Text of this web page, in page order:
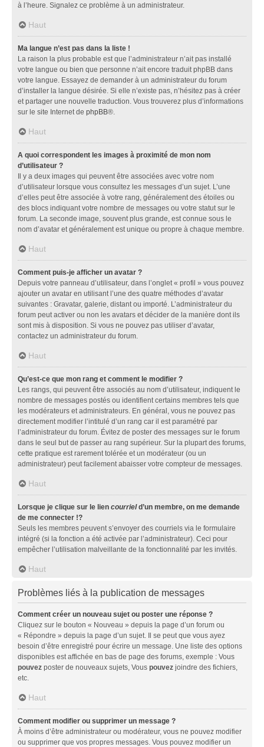
à l’heure. Signalez ce problème à un administrateur.
Haut
Ma langue n’est pas dans la liste !
La raison la plus probable est que l’administrateur n’ait pas installé
votre langue ou bien que personne n’ait encore traduit phpBB dans
votre langue. Essayez de demander à un administrateur du forum
d’installer la langue désirée. Si elle n’existe pas, n’hésitez pas à créer
et partager une nouvelle traduction. Vous trouverez plus d’informations
sur le site Internet de phpBB®.
Haut
A quoi correspondent les images à proximité de mon nom
d’utilisateur ?
Il y a deux images qui peuvent être associées avec votre nom
d’utilisateur lorsque vous consultez les messages d’un sujet. L’une
d’elles peut être associée à votre rang, généralement des étoiles ou
des blocs indiquant votre nombre de messages ou votre statut sur le
forum. La seconde image, souvent plus grande, est connue sous le
nom d’avatar et généralement est unique ou propre à chaque membre.
Haut
Comment puis-je afficher un avatar ?
Depuis votre panneau d’utilisateur, dans l’onglet « profil » vous pouvez
ajouter un avatar en utilisant l’une des quatre méthodes d’avatar
suivantes : Gravatar, galerie, distant ou importé. L’administrateur du
forum peut activer ou non les avatars et décider de la manière dont ils
sont mis à disposition. Si vous ne pouvez pas utiliser d’avatar,
contactez un administrateur du forum.
Haut
Qu’est-ce que mon rang et comment le modifier ?
Les rangs, qui peuvent être associés au nom d’utilisateur, indiquent le
nombre de messages postés ou identifient certains membres tels que
les modérateurs et administrateurs. En général, vous ne pouvez pas
directement modifier l’intitulé d’un rang car il est paramétré par
l’administrateur du forum. Évitez de poster des messages sur le forum
dans le seul but de passer au rang supérieur. Sur la plupart des forums,
cette pratique est rarement tolérée et un modérateur (ou un
administrateur) peut facilement abaisser votre compteur de messages.
Haut
Lorsque je clique sur le lien courrield’un membre, on me demande
de me connecter !?
Seuls les membres peuvent s’envoyer des courriels via le formulaire
intégré (si la fonction a été activée par l’administrateur). Ceci pour
empêcher l’utilisation malveillante de la fonctionnalité par les invités.
Haut
Problèmes liés à la publication de messages
Comment créer un nouveau sujet ou poster une réponse ?
Cliquez sur le bouton « Nouveau » depuis la page d’un forum ou
« Répondre » depuis la page d’un sujet. Il se peut que vous ayez
besoin d’être enregistré pour écrire un message. Une liste des options
disponibles est affichée en bas de page des forums, exemple : Vous
pouvez poster de nouveaux sujets, Vous pouvez joindre des fichiers,
etc.
Haut
Comment modifier ou supprimer un message ?
À moins d’être administrateur ou modérateur, vous ne pouvez modifier
ou supprimer que vos propres messages. Vous pouvez modifier un